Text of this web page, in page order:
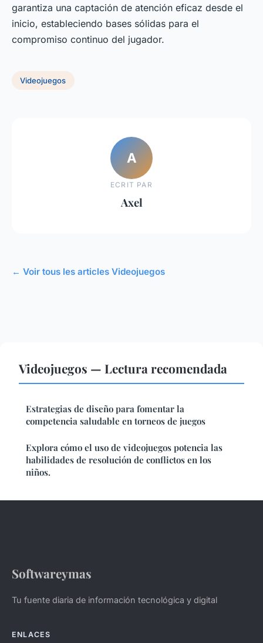
garantiza una captación de atención eficaz desde el
inicio, estableciendo bases sólidas para el
compromiso continuo del jugador.
Videojuegos
A
ECRIT PAR
Axel
← Voir tous les articles Videojuegos
Videojuegos — Lectura recomendada
Estrategias de diseño para fomentar la
competencia saludable en torneos de juegos
Explora cómo el uso de videojuegos potencia las
habilidades de resolución de conflictos en los
niños.
Softwareymas
Tu fuente diaria de información tecnológica y digital
ENLACES